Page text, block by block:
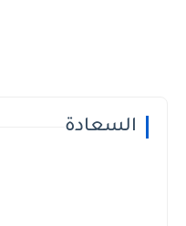
السعادة